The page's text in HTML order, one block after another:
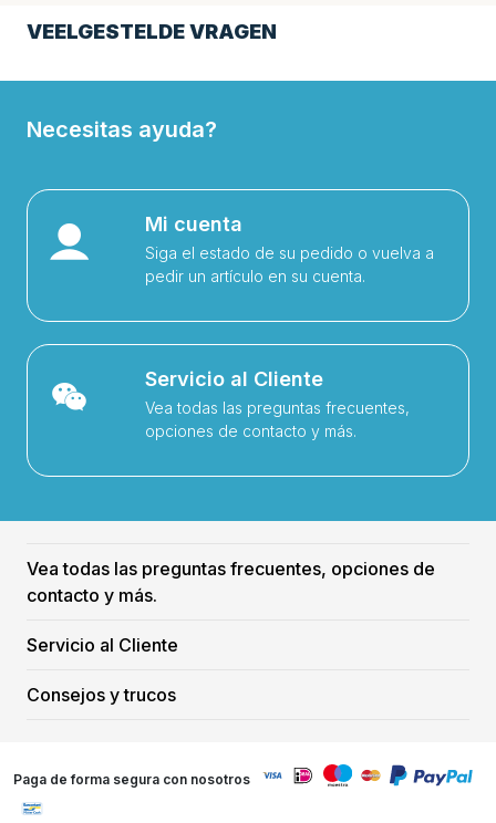
VEELGESTELDE VRAGEN
Necesitas ayuda?
Mi cuenta
Siga el estado de su pedido o vuelva a
pedir un artículo en su cuenta.
Servicio al Cliente
Vea todas las preguntas frecuentes,
opciones de contacto y más.
Vea todas las preguntas frecuentes, opciones de
contacto y más.
Servicio al Cliente
Consejos y trucos
Paga de forma segura con nosotros